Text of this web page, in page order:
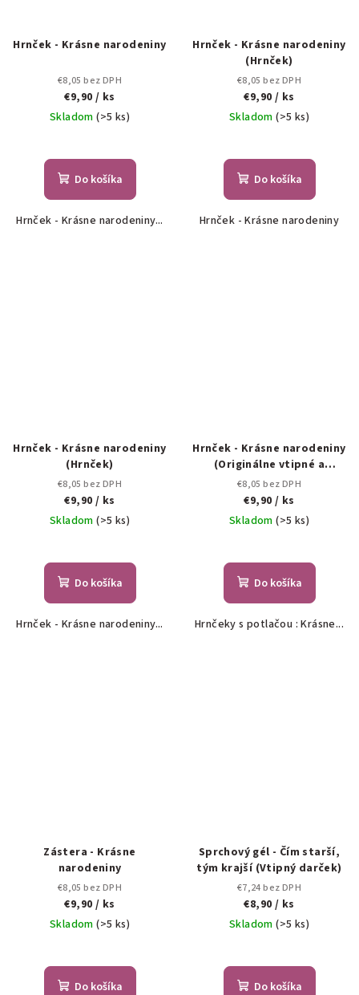
Hrnček - Krásne narodeniny
€8,05 bez DPH
€9,90 / ks
Skladom(>5 ks)
Do košíka
Hrnček - Krásne narodeniny...
Hrnček - Krásne narodeniny
(Hrnček)
€8,05 bez DPH
€9,90 / ks
Skladom(>5 ks)
Do košíka
Hrnček - Krásne narodeniny
Hrnček - Krásne narodeniny
(Hrnček)
€8,05 bez DPH
€9,90 / ks
Skladom(>5 ks)
Do košíka
Hrnček - Krásne narodeniny...
Hrnček - Krásne narodeniny
(Originálne vtipné a
zábavné hrnčeky)
€8,05 bez DPH
€9,90 / ks
Skladom(>5 ks)
Do košíka
Hrnčeky s potlačou : Krásne...
Zástera - Krásne
narodeniny
€8,05 bez DPH
€9,90 / ks
Skladom(>5 ks)
Do košíka
Sprchový gél - Čím starší,
tým krajší (Vtipný darček)
€7,24 bez DPH
€8,90 / ks
Skladom(>5 ks)
Do košíka